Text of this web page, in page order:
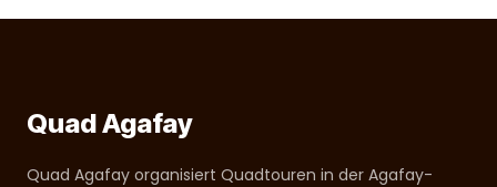
Quad Agafay
Quad Agafay organisiert Quadtouren in der Agafay-